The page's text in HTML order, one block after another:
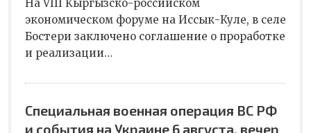
На VIII Кыргызско-российском
экономическом форуме на Иссык-Куле, в селе
Бостери заключено соглашение о проработке
и реализации…
Специальная военная операция ВС РФ
и события на Украине 6 августа, вечер